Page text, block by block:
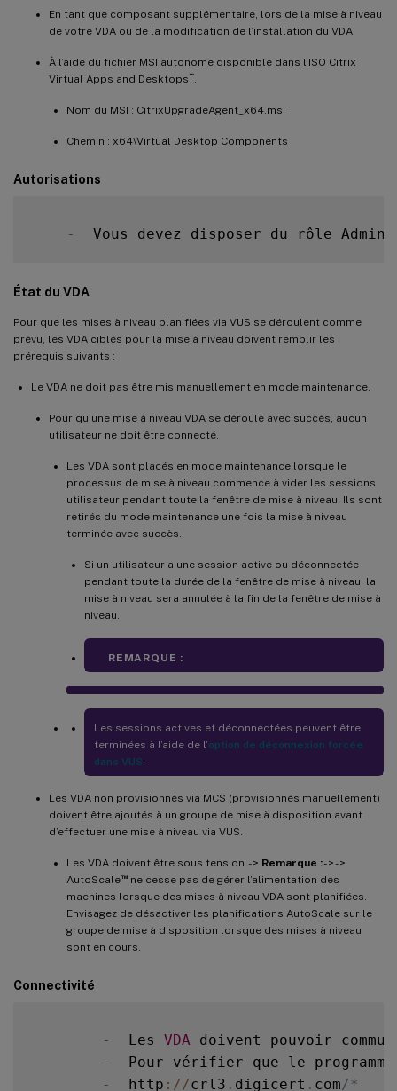
En tant que composant supplémentaire, lors de la mise à niveau
de votre VDA ou de la modification de l’installation du VDA.
À l’aide du fichier MSI autonome disponible dans l’ISO Citrix
Virtual Apps and Desktops ™.
Nom du MSI : CitrixUpgradeAgent_x64.msi
Chemin : x64\Virtual Desktop Components
Autorisations
-
Vous devez disposer du rôle
État du VDA
Pour que les mises à niveau planifiées via VUS se déroulent comme
prévu, les VDA ciblés pour la mise à niveau doivent remplir les
prérequis suivants :
Le VDA ne doit pas être mis manuellement en mode maintenance.
Pour qu’une mise à niveau VDA se déroule avec succès, aucun
utilisateur ne doit être connecté.
Les VDA sont placés en mode maintenance lorsque le
processus de mise à niveau commence à vider les sessions
utilisateur pendant toute la fenêtre de mise à niveau. Ils sont
retirés du mode maintenance une fois la mise à niveau
terminée avec succès.
Si un utilisateur a une session active ou déconnectée
pendant toute la durée de la fenêtre de mise à niveau, la
mise à niveau sera annulée à la fin de la fenêtre de mise à
niveau.
REMARQUE :
Les sessions actives et déconnectées peuvent être
terminées à l’aide de l’option de déconnexion forcée
dans VUS.
Les VDA non provisionnés via MCS (provisionnés manuellement)
doivent être ajoutés à un groupe de mise à disposition avant
d’effectuer une mise à niveau via VUS.
Les VDA doivent être sous tension. - > Remarque :- > - >
AutoScale™ne cesse pas de gérer l’alimentation des
machines lorsque des mises à niveau VDA sont planifiées.
Envisagez de désactiver les planifications AutoScale sur le
groupe de mise à disposition lorsque des mises à niveau
sont en cours.
Connectivité
-
  Les
VDA doivent pouvoir
-
Pour vérifier que le
-
  http
: //crl3 . digicert . com/*